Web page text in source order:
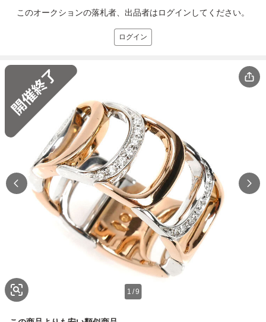
このオークションの落札者、出品者はログインしてください。
ログイン
1 /9